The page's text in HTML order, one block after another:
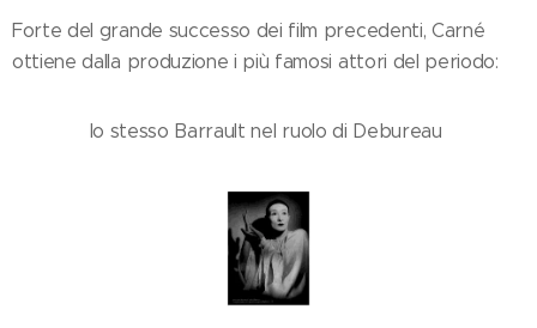
Forte del grande successo dei film precedenti, Carné
ottiene dalla produzione i più famosi attori del periodo:
lo stesso Barrault nel ruolo di Debureau